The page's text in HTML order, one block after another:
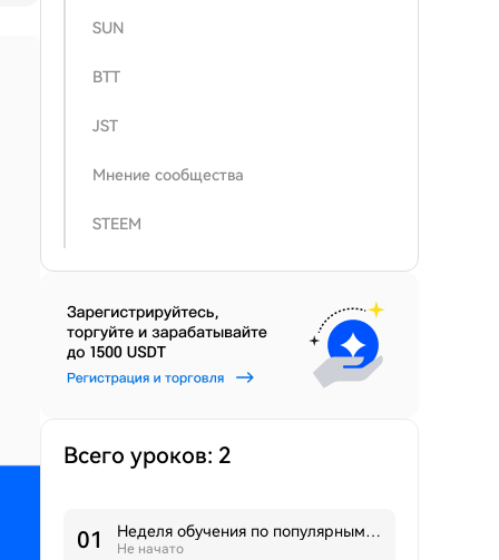
SUN
BTT
JST
Мнение сообщества
STEEM
Всего уроков: 2
01 Неделя обучения по популярным токенам 4: В 2025 году экосистема TRON переживает взрывной рост, TRON укрепляет позиции лидера по переводу стейблкоинов
Не начато